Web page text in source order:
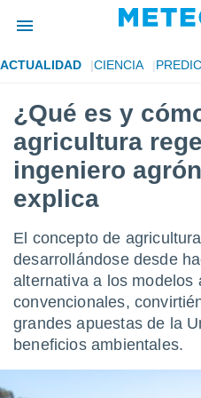
de
por
para
la
que se
calidad.
las
forma
digital
basada
ACTUALIDAD CIENCIA
¿Qué es y
agricultura
ingeniero
explica
El concepto de
desarrollándose desde
alternativa a los modelos
convencionales,
grandes apuestas de la
beneficios ambientales.